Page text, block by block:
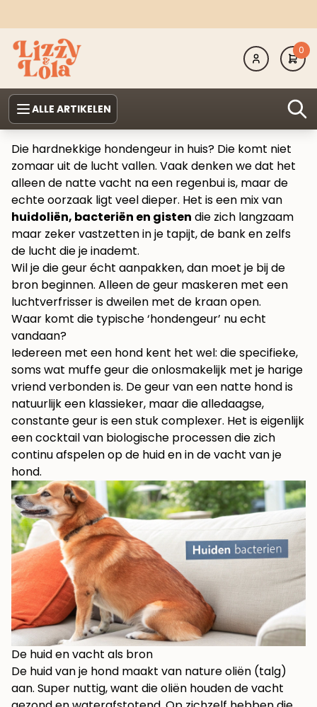
0
ALLE ARTIKELEN
Die hardnekkige hondengeur in huis? Die komt niet
zomaar uit de lucht vallen. Vaak denken we dat het
alleen de natte vacht na een regenbui is, maar de
echte oorzaak ligt veel dieper. Het is een mix van
huidoliën, bacteriën en gisten die zich langzaam
maar zeker vastzetten in je tapijt, de bank en zelfs
de lucht die je inademt.
Wil je die geur écht aanpakken, dan moet je bij de
bron beginnen. Alleen de geur maskeren met een
luchtverfrisser is dweilen met de kraan open.
Waar komt die typische ‘hondengeur’ nu echt
vandaan?
Iedereen met een hond kent het wel: die specifieke,
soms wat muffe geur die onlosmakelijk met je harige
vriend verbonden is. De geur van een natte hond is
natuurlijk een klassieker, maar die alledaagse,
constante geur is een stuk complexer. Het is eigenlijk
een cocktail van biologische processen die zich
continu afspelen op de huid en in de vacht van je
hond.
De huid en vacht als bron
De huid van je hond maakt van nature oliën (talg)
aan. Super nuttig, want die oliën houden de vacht